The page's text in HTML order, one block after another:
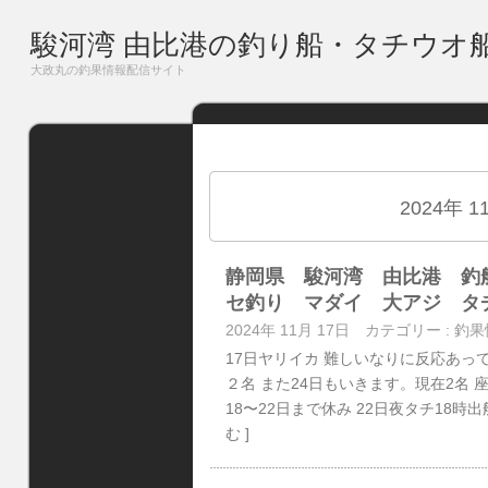
駿河湾 由比港の釣り船・タチウオ
大政丸の釣果情報配信サイト
2024年
静岡県 駿河湾 由比港
セ釣り マダイ 大アジ タ
2024年 11月 17日 カテゴリー : 釣果
17日ヤリイカ 難しいなりに反応あ
２名 また24日もいきます。現在2名
18〜22日まで休み 22日夜タチ18時
む ]